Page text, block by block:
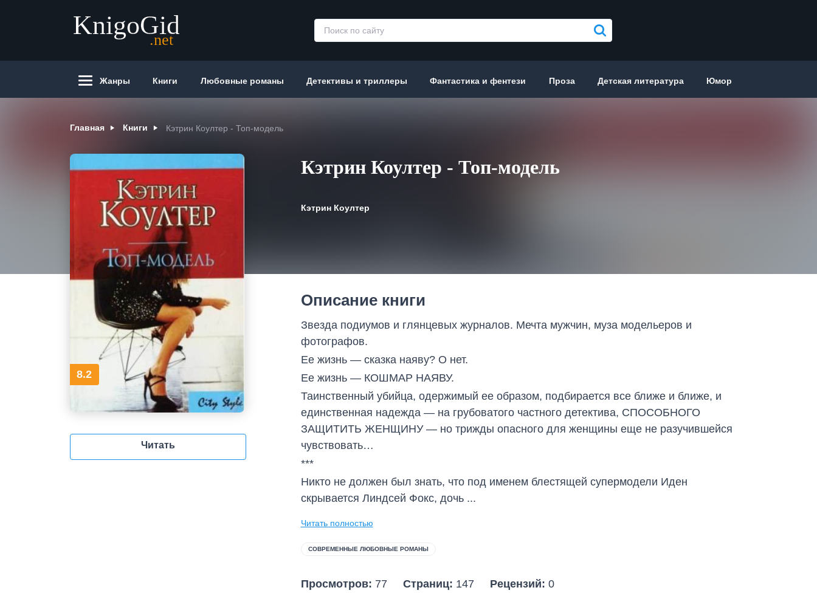
Жанры Книги Любовные романы Детективы и триллеры Фантастика и фентези Проза Детская литература Юмор
Главная Книги Кэтрин Коултер - Топ-модель
8.2
Читать
Кэтрин Коултер - Топ-модель
Кэтрин Коултер
Описание книги
Звезда подиумов и глянцевых журналов. Мечта мужчин, муза модельеров и
фотографов.
Ее жизнь — сказка наяву? О нет.
Ее жизнь — КОШМАР НАЯВУ.
Таинственный убийца, одержимый ее образом, подбирается все ближе и ближе, и
единственная надежда — на грубоватого частного детектива, СПОСОБНОГО
ЗАЩИТИТЬ ЖЕНЩИНУ — но трижды опасного для женщины еще не разучившейся
чувствовать…
***
Никто не должен был знать, что под именем блестящей супермодели Иден
скрывается Линдсей Фокс, дочь ...
Читать полностью
СОВРЕМЕННЫЕ ЛЮБОВНЫЕ РОМАНЫ
Просмотров: 77 Страниц: 147 Рецензий: 0